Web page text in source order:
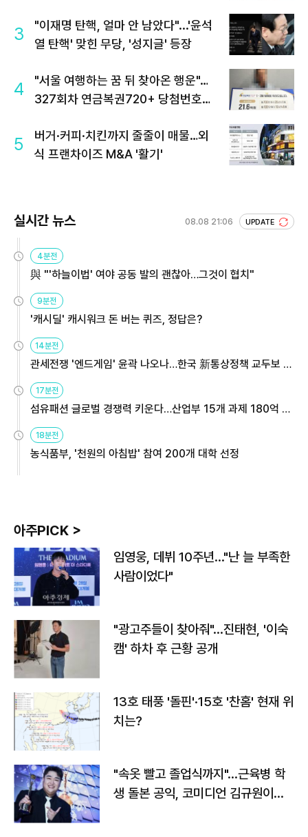
3
"이재명 탄핵, 얼마 안 남았다"...'윤석
열 탄핵' 맞힌 무당, '성지글' 등장
4
"서울 여행하는 꿈 뒤 찾아온 행운"…
327회차 연금복권720+ 당첨번호조
5
버거·커피·치킨까지 줄줄이 매물…외
식 프랜차이즈 M&A '활기'
실시간 뉴스 08.08 21:06 UPDATE
4분전
與 "'하늘이법' 여야 공동 발의 괜찮아…그것이 협치"
9분전
'캐시딜' 캐시워크 돈 버는 퀴즈, 정답은?
14분전
관세전쟁 '엔드게임' 윤곽 나오나…한국 新통상정책 교두보 활
17분전
섬유패션 글로벌 경쟁력 키운다…산업부 15개 과제 180억 지
18분전
농식품부, '천원의 아침밥' 참여 200개 대학 선정
아주PICK >
임영웅, 데뷔 10주년…"난 늘 부족한
사람이었다"
"광고주들이 찾아줘"…진태현, '이숙
캠' 하차 후 근황 공개
13호 태풍 '돌핀'·15호 '찬홈' 현재 위
치는?
"속옷 빨고 졸업식까지"…근육병 학
생 돌본 공익, 코미디언 김규원이었